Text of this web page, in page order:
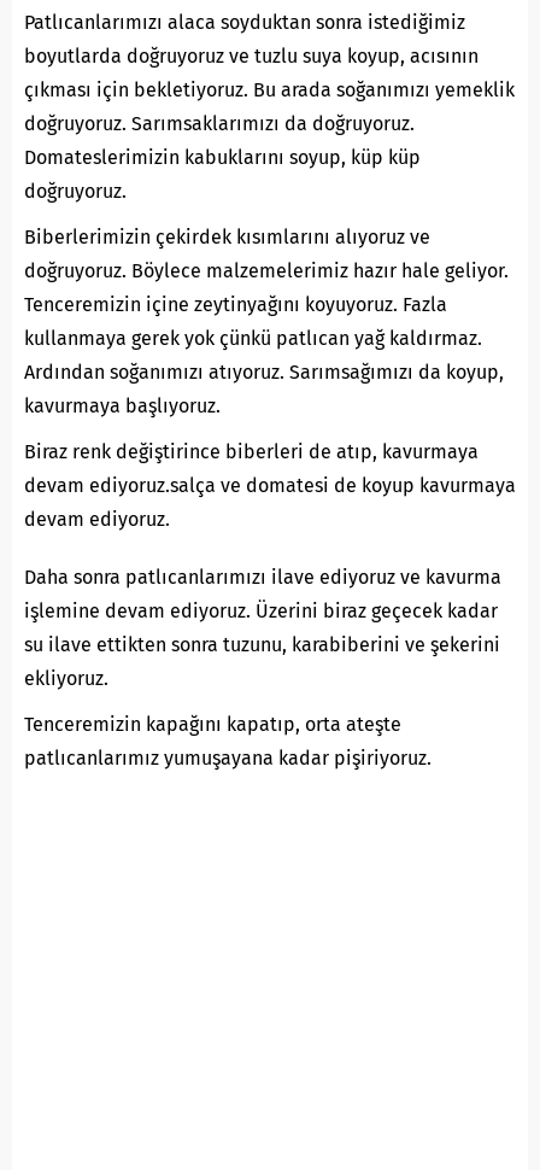
Patlıcanlarımızı alaca soyduktan sonra istediğimiz
boyutlarda doğruyoruz ve tuzlu suya koyup, acısının
çıkması için bekletiyoruz. Bu arada soğanımızı yemeklik
doğruyoruz. Sarımsaklarımızı da doğruyoruz.
Domateslerimizin kabuklarını soyup, küp küp
doğruyoruz.
Biberlerimizin çekirdek kısımlarını alıyoruz ve
doğruyoruz. Böylece malzemelerimiz hazır hale geliyor.
Tenceremizin içine zeytinyağını koyuyoruz. Fazla
kullanmaya gerek yok çünkü patlıcan yağ kaldırmaz.
Ardından soğanımızı atıyoruz. Sarımsağımızı da koyup,
kavurmaya başlıyoruz.
Biraz renk değiştirince biberleri de atıp, kavurmaya
devam ediyoruz.salça ve domatesi de koyup kavurmaya
devam ediyoruz.
Daha sonra patlıcanlarımızı ilave ediyoruz ve kavurma
işlemine devam ediyoruz. Üzerini biraz geçecek kadar
su ilave ettikten sonra tuzunu, karabiberini ve şekerini
ekliyoruz.
Tenceremizin kapağını kapatıp, orta ateşte
patlıcanlarımız yumuşayana kadar pişiriyoruz.